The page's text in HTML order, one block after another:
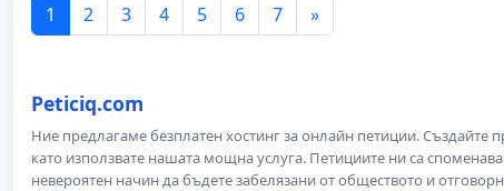
1 2 3 4 5 6 7 »
Peticiq.com
Ние предлагаме безплатен хостинг за онлайн петиции. Създайте
като използвате нашата мощна услуга. Петициите ни са
невероятен начин да бъдете забелязани от обществото и